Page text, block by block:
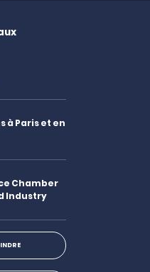
à Paris et en
Chamber
Industry